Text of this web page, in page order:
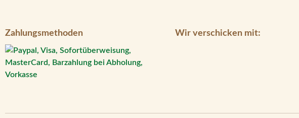
Zahlungsmethoden Wir verschicken mit: